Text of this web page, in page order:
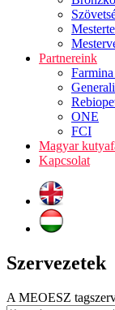
Partnereink
ONE
FCI
Magyar
Kapcsolat
Szervezetek
A MEOESZ